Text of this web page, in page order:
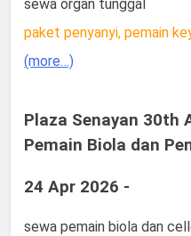
sewa organ tunggal
paket penyanyi, pemain
(more…)
Plaza Senayan 30th
Pemain Biola dan
24 Apr 2026 -
sewa pemain biola dan